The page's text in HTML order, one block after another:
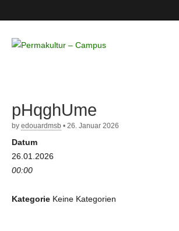
– Campus
pHqghUme
by edouardmsb • 26. Januar 2026
Datum
26.01.2026
00:00
Kategorie Keine Kategorien